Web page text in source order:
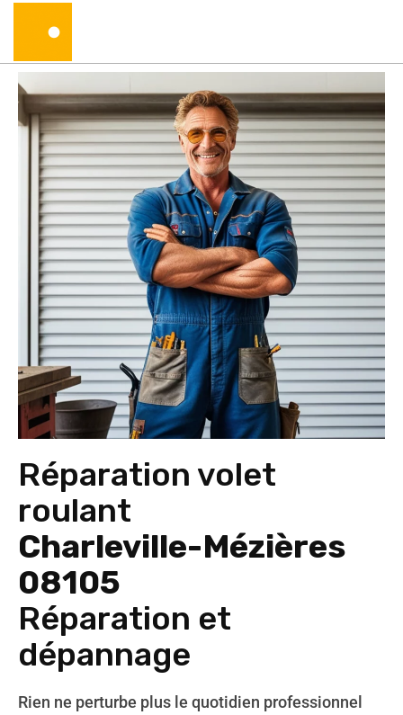
Réparation volet
roulant
Charleville-Mézières
08105
Réparation et
dépannage
Rien ne perturbe plus le quotidien professionnel